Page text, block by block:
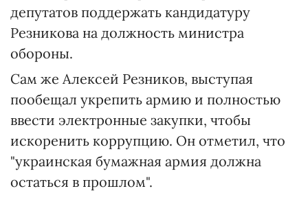
депутатов поддержать кандидатуру
Резникова на должность министра
обороны.
Сам же Алексей Резников, выступая
пообещал укрепить армию и полностью
ввести электронные закупки, чтобы
искоренить коррупцию. Он отметил, что
"украинская бумажная армия должна
остаться в прошлом".